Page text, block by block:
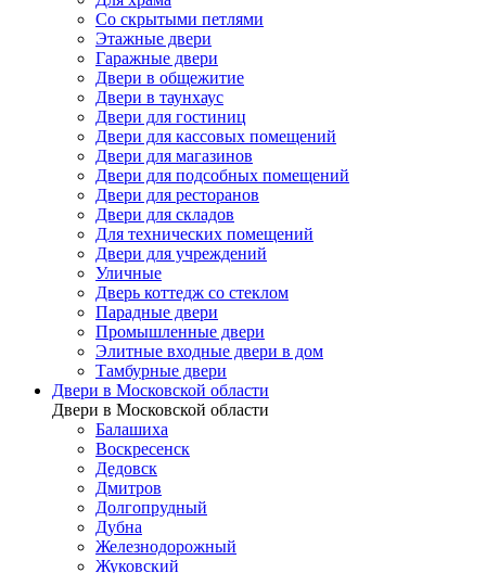
Со скрытыми петлями
Этажные двери
Гаражные двери
Двери в общежитие
Двери в таунхаус
Двери для гостиниц
Двери для кассовых помещений
Двери для магазинов
Двери для подсобных помещений
Двери для ресторанов
Двери для складов
Для технических помещений
Двери для учреждений
Уличные
Дверь коттедж со стеклом
Парадные двери
Промышленные двери
Элитные входные двери в дом
Тамбурные двери
Двери в Московской области
Двери в Московской области
Балашиха
Воскресенск
Дедовск
Дмитров
Долгопрудный
Дубна
Железнодорожный
Жуковский